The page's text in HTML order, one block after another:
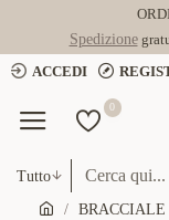
Spedizione
ACCEDI
0
Tutto
BRACCIALE